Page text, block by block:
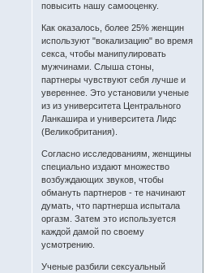
повысить нашу самооценку.
Как оказалось, более 25% женщин
используют "вокализацию" во время
секса, чтобы манипулировать
мужчинами. Слыша стоны,
партнеры чувствуют себя лучше и
увереннее. Это установили ученые
из из университета Центрального
Ланкашира и университета Лидс
(Великобритания).
Согласно исследованиям, женщины
специально издают множество
возбуждающих звуков, чтобы
обмануть партнеров - те начинают
думать, что партнерша испытала
оргазм. Затем это используется
каждой дамой по своему
усмотрению.
Ученые разбили сексуальный